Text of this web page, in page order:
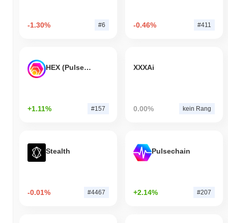
-1.30% #6 -0.46% #411
HEX (Pulsechain)
+1.11% #157
XXXAi
0.00% kein Rang
Stealth
-0.01% #4467
Pulsechain
+2.14% #207